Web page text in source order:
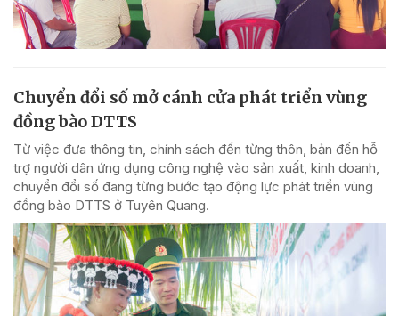
Chuyển đổi số mở cánh cửa phát triển vùng
đồng bào DTTS
Từ việc đưa thông tin, chính sách đến từng thôn, bản đến hỗ
trợ người dân ứng dụng công nghệ vào sản xuất, kinh doanh,
chuyển đổi số đang từng bước tạo động lực phát triển vùng
đồng bào DTTS ở Tuyên Quang.